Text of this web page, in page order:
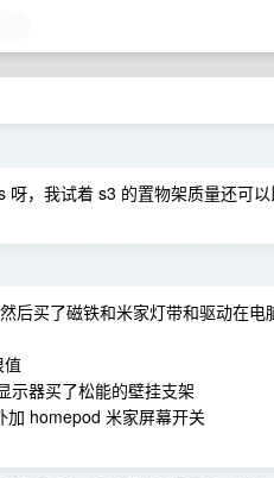
，我试着 s3 的置物架质量还可以
后买了磁铁和米家灯带和驱动在电
示器买了松能的壁挂支架
homepod 米家屏幕开关